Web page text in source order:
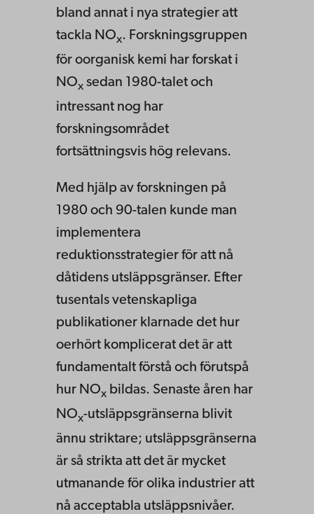
bland annat i nya strategier att
tackla NOx. Forskningsgruppen
för oorganisk kemi har forskat i
NOx sedan 1980-talet och
intressant nog har
forskningsområdet
fortsättningsvis hög relevans.
Med hjälp av forskningen på
1980 och 90-talen kunde man
implementera
reduktionsstrategier för att nå
dåtidens utsläppsgränser. Efter
tusentals vetenskapliga
publikationer klarnade det hur
oerhört komplicerat det är att
fundamentalt förstå och förutspå
hur NOx bildas. Senaste åren har
NOx-utsläppsgränserna blivit
ännu striktare; utsläppsgränserna
är så strikta att det är mycket
utmanande för olika industrier att
nå acceptabla utsläppsnivåer.